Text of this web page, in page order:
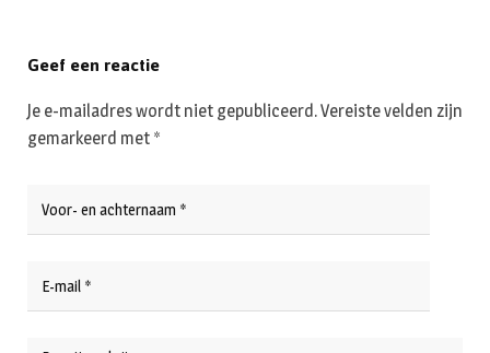
Geef een reactie
Je e-mailadres wordt niet gepubliceerd.Vereiste velden zijn
gemarkeerd met *